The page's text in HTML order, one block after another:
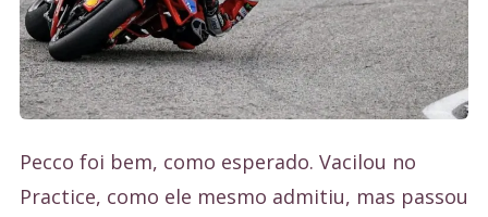
Pecco foi bem, como esperado. Vacilou no
Practice, como ele mesmo admitiu, mas passou